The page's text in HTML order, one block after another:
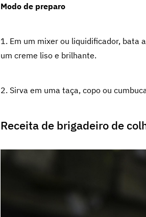
Modo de preparo
1. Em um mixer ou liquidificador, bata
um creme liso e brilhante.
2. Sirva em uma taça, copo ou
Receita de brigadeiro de